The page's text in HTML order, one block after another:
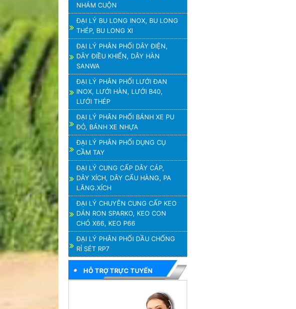
NHÁM CUỘN
ĐẠI LÝ BU LONG INOX, BU LONG
THÉP, BU LONG XI
ĐẠI LÝ PHÂN PHỐI DÂY ĐIỆN,
DÂY ĐIỀU KHIỂN, DÂY HÀN
SANWA
ĐẠI LÝ PHÂN PHỐI LƯỚI ĐAN
INOX, LƯỚI HÀN, LƯỚI B40,
LƯỚI THÉP
ĐẠI LÝ PHÂN PHỐI BÁNH XE PU
ĐỎ, BÁNH XE NHỰA
ĐẠI LÝ PHÂN PHỐI DỤNG CỤ
CẦM TAY
ĐẠI LÝ CUNG CẤP DÂY CÁP,
DÂY XÍCH, DÂY CẨU HÀNG, PA
LĂNG.XÍCH
ĐẠI LÝ CHUYÊN CUNG CẤP KEO
DÁN RON SPARKO, KEO CON
CHÓ X66, KEO P66
ĐẠI LÝ PHÂN PHỐI DẦU CHỐNG
RỈ SÉT RP7
HỖ TRỢ TRỰC TUYẾN